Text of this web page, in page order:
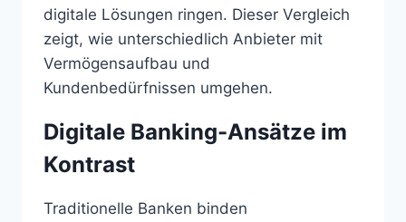
digitale Lösungen ringen. Dieser Vergleich
zeigt, wie unterschiedlich Anbieter mit
Vermögensaufbau und
Kundenbedürfnissen umgehen.
Digitale Banking-Ansätze im
Kontrast
Traditionelle Banken binden